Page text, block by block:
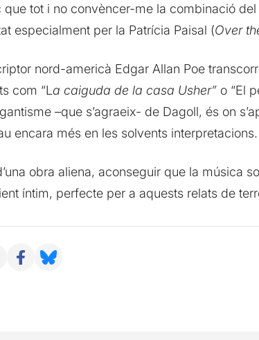
que tot i no convèncer-me la combinació
especialment per la Patrícia Paisal (Over
nord-americà Edgar Allan Poe
com “La caiguda de la casa Usher” o “El
–que s’agraeix- de Dagoll, és on
encara més en les solvents interpretacions.
obra aliena, aconseguir que la música
íntim, perfecte per a aquests relats de